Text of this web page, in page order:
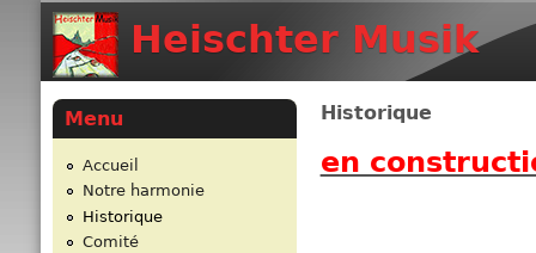
Heischter Musik
Historique
en
Menu
Accueil
Notre harmonie
Historique
Comité